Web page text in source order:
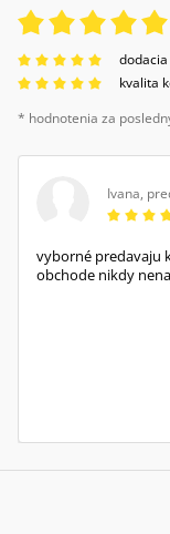
kvalita
* hodnotenia za
Ivana,
vyborné predavaju
obchode nikdy